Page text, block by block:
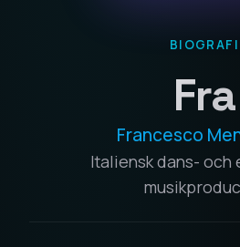
BIOGRAFI
Fra
Francesco
Italiensk dans- och